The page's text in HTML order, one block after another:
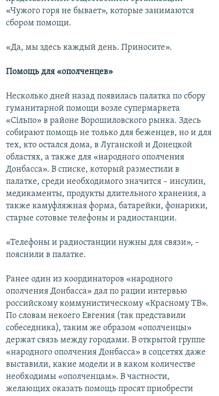
«Чужого горя не бывает», которые занимаются
сбором помощи.
«Да, мы здесь каждый день. Приносите».
Помощь для «ополченцев»
Несколько дней назад появилась палатка по сбору
гуманитарной помощи возле супермаркета
«Сільпо» в районе Ворошиловского рынка. Здесь
собирают помощь не только для беженцев, но и для
тех, кто остался дома, в Луганской и Донецкой
областях, а также для «народного ополчения
Донбасса». В списке, который разместили в
палатке, среди необходимого значится – инсулин,
медикаменты, продукты длительного хранения, а
также камуфляжная форма, батарейки, фонарики,
старые сотовые телефоны и радиостанции.
«Телефоны и радиостанции нужны для связи», –
пояснили в палатке.
Ранее один из координаторов «народного
ополчения Донбасса» дал по рации интервью
российскому коммунистическому «Красному ТВ».
По словам некоего Евгения (так представили
собеседника), таким же образом «ополченцы»
держат связь между городами. В открытой группе
«народного ополчения Донбасса» в соцсетях даже
выставили, какие модели и в каком количестве
необходимы «ополченцам». В частности,
желающих оказать помощь просят приобрести